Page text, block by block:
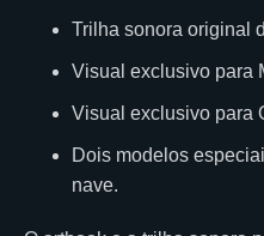
Trilha sonora original
Visual exclusivo para
Visual exclusivo para
Dois modelos
nave.